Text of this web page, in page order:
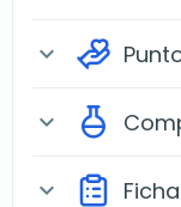
expand_more
expand_more
expand_more